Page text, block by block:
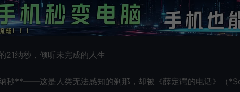
21纳秒，倾听未完成的人生
秒**——这是人类无法感知的刹那，却被《薛定谔的电话》（